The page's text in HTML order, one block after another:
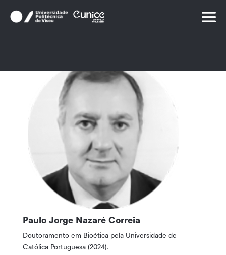
content
Paulo Jorge Nazaré Correia
Doutoramento em Bioética pela Universidade de
Católica Portuguesa (2024).